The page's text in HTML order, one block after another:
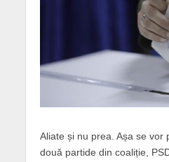
Aliate și nu prea. Așa se vor
două partide din coaliție,